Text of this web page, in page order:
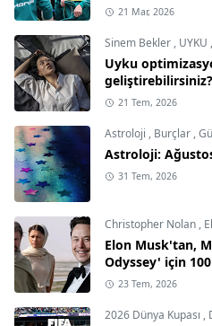
21 Mar, 2026
Sinem Bekler , UYKU ,
Uyku
geliştirebilirsiniz?
21 Tem, 2026
Astroloji , Burçlar ,
Astroloji:
31 Tem, 2026
Christopher Nolan ,
Elon Musk'tan,
Odyssey' için
23 Tem, 2026
2026 Dünya Kupası ,